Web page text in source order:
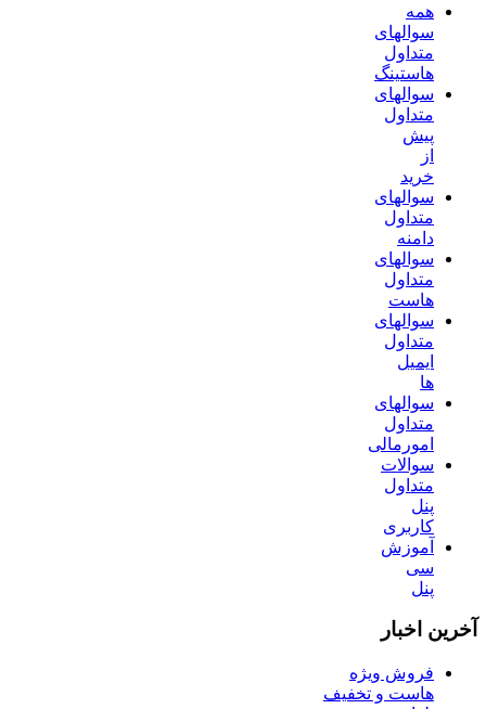
همه
سوالهای
متداول
هاستینگ
سوالهای
متداول
پیش
از
خرید
سوالهای
متداول
دامنه
سوالهای
متداول
هاست
سوالهای
متداول
ایمیل
ها
سوالهای
متداول
امورمالی
سوالات
متداول
پنل
کاربری
آموزش
سی
پنل
آخرین اخبار
فروش ویژه
هاست و تخفیف